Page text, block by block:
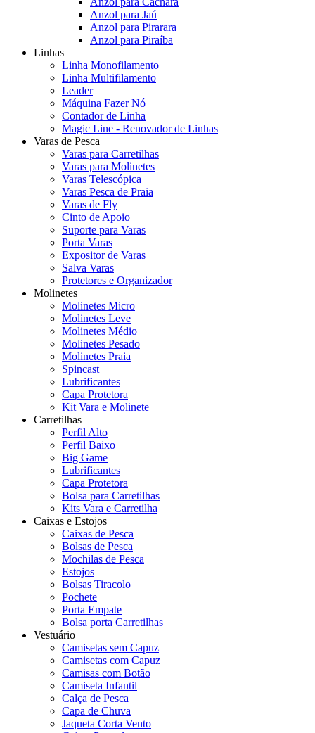
Anzol para Jaú
Anzol para Pirarara
Anzol para Piraíba
Linhas
Linha Monofilamento
Linha Multifilamento
Leader
Máquina Fazer Nó
Contador de Linha
Magic Line - Renovador de Linhas
Varas de Pesca
Varas para Carretilhas
Varas para Molinetes
Varas Telescópica
Varas Pesca de Praia
Varas de Fly
Cinto de Apoio
Suporte para Varas
Porta Varas
Expositor de Varas
Salva Varas
Protetores e Organizador
Molinetes
Molinetes Micro
Molinetes Leve
Molinetes Médio
Molinetes Pesado
Molinetes Praia
Spincast
Lubrificantes
Capa Protetora
Kit Vara e Molinete
Carretilhas
Perfil Alto
Perfil Baixo
Big Game
Lubrificantes
Capa Protetora
Bolsa para Carretilhas
Kits Vara e Carretilha
Caixas e Estojos
Caixas de Pesca
Bolsas de Pesca
Mochilas de Pesca
Estojos
Bolsas Tiracolo
Pochete
Porta Empate
Bolsa porta Carretilhas
Vestuário
Camisetas sem Capuz
Camisetas com Capuz
Camisas com Botão
Camiseta Infantil
Calça de Pesca
Capa de Chuva
Jaqueta Corta Vento